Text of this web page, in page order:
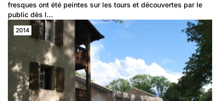
fresques ont été peintes sur les tours et découvertes par le
public dès l…
2014